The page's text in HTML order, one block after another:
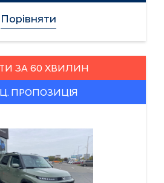
Порівняти
ЗА 60 ХВИЛИН
ПРОПОЗИЦІЯ